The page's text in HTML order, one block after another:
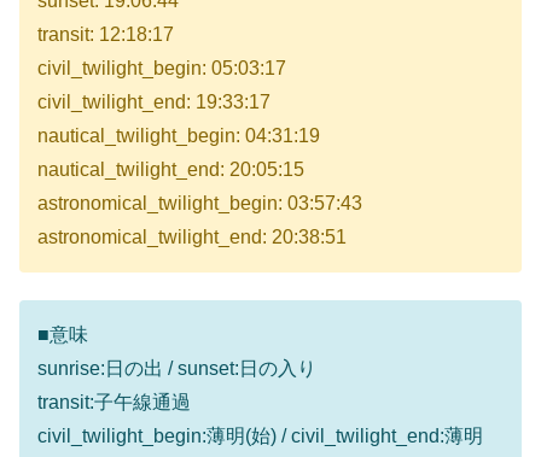
transit: 12:18:17
civil_twilight_begin: 05:03:17
civil_twilight_end: 19:33:17
nautical_twilight_begin: 04:31:19
nautical_twilight_end: 20:05:15
astronomical_twilight_begin: 03:57:43
astronomical_twilight_end: 20:38:51
■意味
sunrise:日の出 / sunset:日の入り
transit:子午線通過
civil_twilight_begin:薄明(始) / civil_twilight_end:薄明